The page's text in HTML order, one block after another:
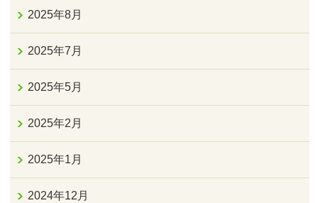
2025年8月
2025年7月
2025年5月
2025年2月
2025年1月
2024年12月